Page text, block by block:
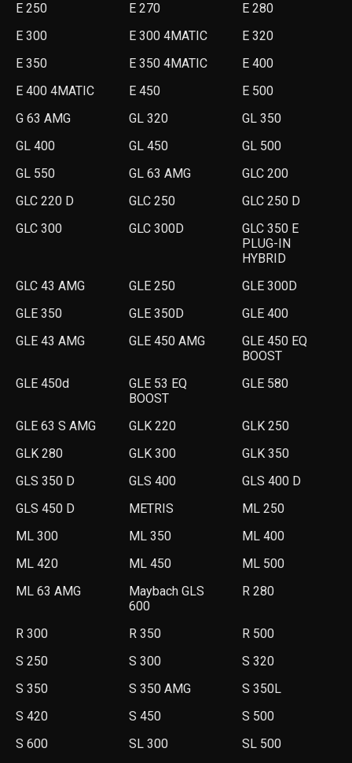
E 250
E 270
E 280
E 300
E 300 4MATIC
E 320
E 350
E 350 4MATIC
E 400
E 400 4MATIC
E 450
E 500
G 63 AMG
GL 320
GL 350
GL 400
GL 450
GL 500
GL 550
GL 63 AMG
GLC 200
GLC 220 D
GLC 250
GLC 250 D
GLC 300
GLC 300D
GLC 350 E
PLUG-IN
HYBRID
GLC 43 AMG
GLE 250
GLE 300D
GLE 350
GLE 350D
GLE 400
GLE 43 AMG
GLE 450 AMG
GLE 450 EQ
BOOST
GLE 450d
GLE 53 EQ
BOOST
GLE 580
GLE 63 S AMG GLK 220
GLK 250
GLK 280
GLK 300
GLK 350
GLS 350 D
GLS 400
GLS 400 D
GLS 450 D
METRIS
ML 250
ML 300
ML 350
ML 400
ML 420
ML 450
ML 500
ML 63 AMG
Maybach GLS
600
R 280
R 300 R 350
R 500
S 250
S 300
S 320
S 350
S 350 AMG
S 350L
S 420
S 450
S 500
S 600
SL 300
SL 500